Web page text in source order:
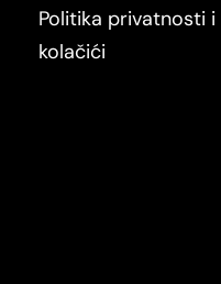
Politika privatnosti i
kolačići